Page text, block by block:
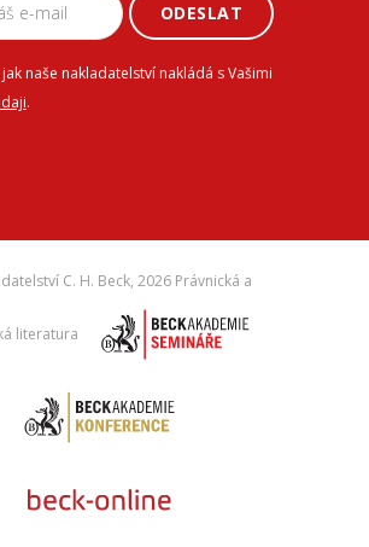
ODESLAT
naše nakladatelství nakládá s Vašimi
.
C. H. Beck, 2026 Právnická a
literatura